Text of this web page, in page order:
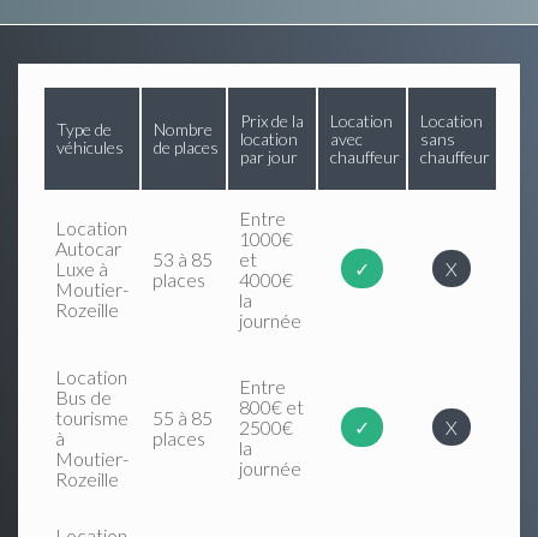
Type de
véhicules
Nombre
de places
Prix de la
location
par jour
Location
avec
chauffeur
Location
sans
chauffeur
Location
Autocar
Luxe à
Moutier-
Rozeille
53 à 85
places
Entre
1000€
et
4000€
la
journée
✓ X
Location
Bus de
tourisme
à
Moutier-
Rozeille
55 à 85
places
Entre
800€ et
2500€
la
journée
✓ X